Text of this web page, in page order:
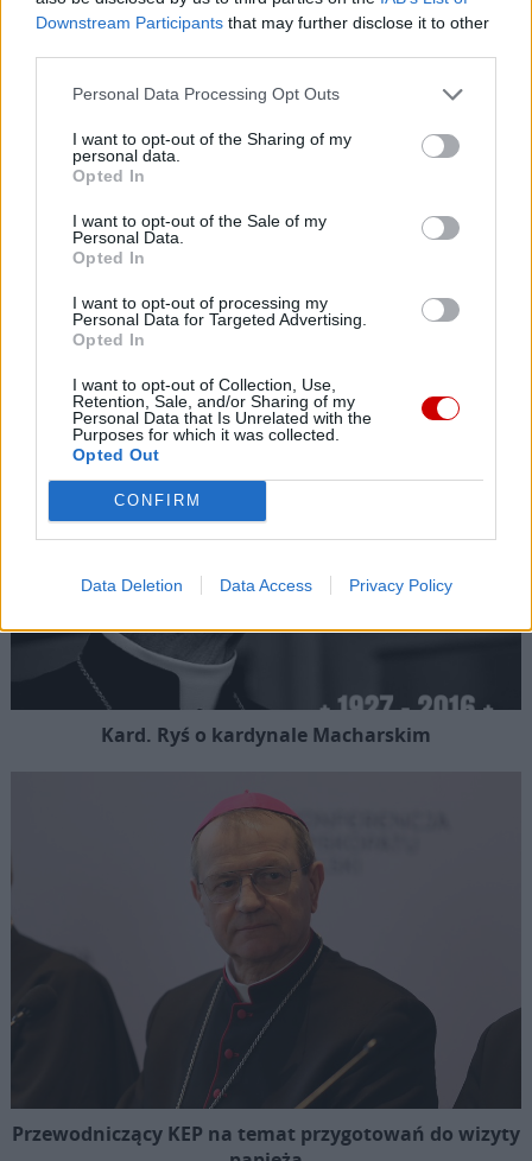
Downstream Participants that may further disclose it to other
Personal Data Processing Opt Outs
I want to opt-out of the Sharing of my
personal data.
Opted In
I want to opt-out of the Sale of my
Personal Data.
Opted In
I want to opt-out of processing my
Personal Data for Targeted Advertising.
Opted In
I want to opt-out of Collection, Use,
Retention, Sale, and/or Sharing of my
Personal Data that Is Unrelated with the
Purposes for which it was collected.
Opted Out
CONFIRM
Data Deletion Data Access Privacy Policy
Kard. Sarah: Obrzędów nie można arbitralnie znosić
Kard. Ryś o kardynale Macharskim
Przewodniczący KEP na temat przygotowań do wizyty